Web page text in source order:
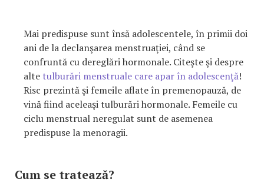
Mai predispuse sunt însă adolescentele, în primii doi
ani de la declanşarea menstruaţiei, când se
confruntă cu dereglări hormonale. Citeşte şi despre
alte tulburări menstruale care apar în adolescenţă!
Risc prezintă şi femeile aflate în premenopauză, de
vină fiind aceleaşi tulburări hormonale. Femeile cu
ciclu menstrual neregulat sunt de asemenea
predispuse la menoragii.
Cum se tratează?